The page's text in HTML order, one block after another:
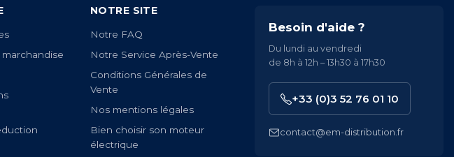
NOTRE SITE
Notre FAQ
Notre Service Après-Vente
Conditions Générales de
Vente
Nos mentions légales
Bien choisir son moteur
électrique
Besoin d'aide ?
Du lundi au vendredi
de 8h à 12h – 13h30 à 17h30
+33 (0)3 52 76 01 10
contact@em-distribution.fr